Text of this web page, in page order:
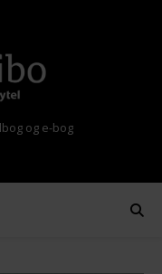
og e-bog